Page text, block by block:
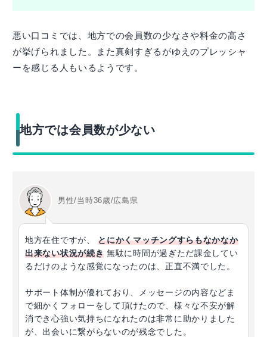
悪い口コミでは、地方での会員数の少なさや料金の高さ
が挙げられました。また真剣すぎるがゆえのプレッシャ
ーを感じる人もいるようです。
地方では会員数が少ない
男性/当時36歳/広島県
地方在住ですが、とにかくマッチングすらもなかなか
出来ない状況が続き 無駄に時間が過ぎただ課金してい
るだけのような感覚になったのは、正直不満でした。
サポート体制が優れており、メッセージの内容などま
で細かくフォローをして頂けたので、様々な不安が解
消でき心強い気持ちになれたのは非常に助かりました
が、出会いに繋がらないのが残念でした。